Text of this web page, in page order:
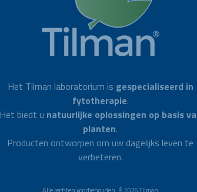
Het Tilman laboratorium is gespecialiseerd in
fytotherapie.
Het biedt u natuurlijke oplossingen op basis
planten.
Producten ontworpen om uw dagelijks leven te
verbeteren.